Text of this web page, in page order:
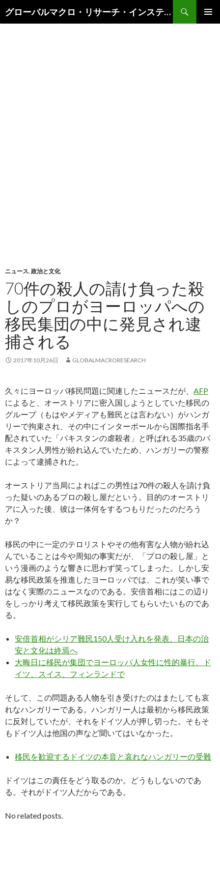
グローバルマクロ・リサーチ・インスティテュート
索
ニュース, 政治と文化
70件の殺人の請け負った殺
しのプロがヨーロッパへの
移民集団の中に発見され逮
捕される
2017年10月26日 GLOBALMACRORESEARCH
久々にヨーロッパ移民問題に関連したニュースだが、 AFP
によると、オーストリアに密入国しようとしていた移民の
グループ（もはやメディアも難民とは言わない）がハンガ
リーで拘束され、その中にインターポールから国際指名手
配されていた「パキスタンの虐殺者」と呼ばれる35歳のパ
キスタン人男性が紛れ込んでいたため、ハンガリーの警察
によって逮捕された。
オーストリア当局によればこの男性は70件の殺人を請け負
った疑いのあるプロの殺し屋だという。目的のオーストリ
アに入った後、彼は一体何をするつもりだったのだろう
か？
移民の中に一定のテロリストやその他有害な人物が紛れ込
んでいることは今や周知の事実だが、「プロの殺し屋」と
いう漫画のような響きに思わず笑ってしまった。しかし安
易な移民政策を推進したヨーロッパでは、これが笑い事で
はなく実際のニュースなのである。安倍首相にはこの辺り
をしっかり考えて移民政策を実行してもらいたいものであ
る。
安倍首相がシリア難民150人受け入れを発表、日本の治
安と文化は終焉へ
大晦日に移民が集団でヨーロッパ人女性に性的暴行、ド
イツ、スイス、フィンランドで
そして、この問題ある人物を引き受けたのはまたしても哀
れなハンガリーである。ハンガリー人は最初から移民政策
に反対していたが、それをドイツ人が押し切った。そもそ
もドイツ人は他国の声など聞いてはいなかった。
移民を歓迎するドイツの本音と哀れなハンガリーの受難
ドイツはこの責任をどう取るのか。どうもしないのであ
る。それがドイツ人だからである。
No related posts.